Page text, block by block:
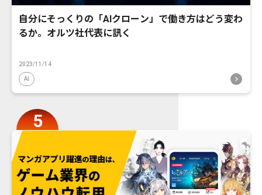
自分にそっくりの「AIクローン」で働き方はどう変わ
るか。オルツ社代表に訊く
2023/11/14
AI